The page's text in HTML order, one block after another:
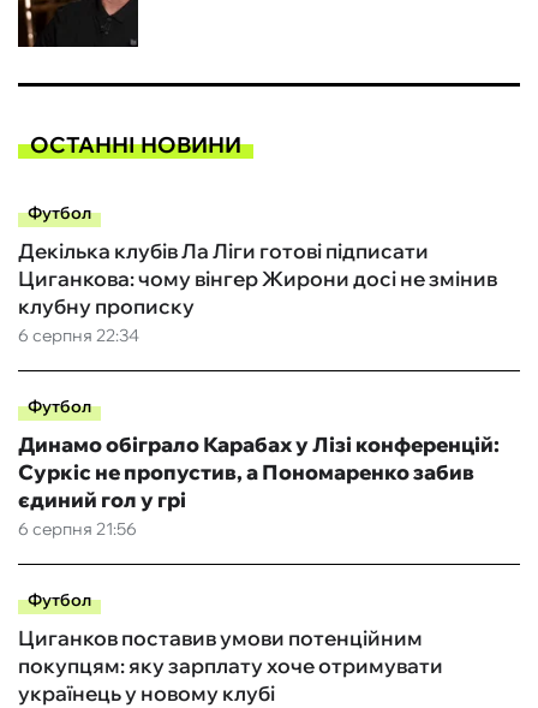
ОСТАННІ НОВИНИ
Футбол
6 серпня 22:34
Декілька клубів Ла Ліги готові підписати
Циганкова: чому вінгер Жирони досі не змінив
клубну прописку
Футбол
6 серпня 21:56
Динамо обіграло Карабах у Лізі конференцій:
Суркіс не пропустив, а Пономаренко забив
єдиний гол у грі
Футбол
Циганков поставив умови потенційним
покупцям: яку зарплату хоче отримувати
українець у новому клубі